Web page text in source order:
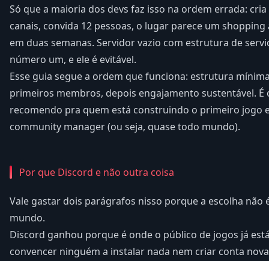
Só que a maioria dos devs faz isso na ordem errada:
canais, convida 12 pessoas, o lugar parece um
em duas semanas. Servidor vazio com estrutura de
número um, e ele é evitável.
Esse guia segue a ordem que funciona: estrutura
primeiros membros, depois engajamento sustentável. É
recomendo pra quem está construindo o primeiro jogo
community manager (ou seja, quase todo mundo).
Por que Discord e não outra coisa
Vale gastar dois parágrafos nisso porque a escolha não
mundo.
Discord ganhou porque é onde o público de jogos já
convencer ninguém a instalar nada nem criar conta